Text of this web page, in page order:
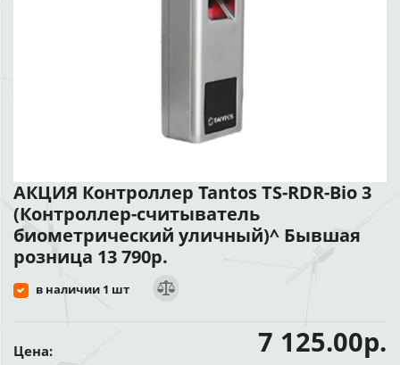
АКЦИЯ Контроллер Tantos TS-RDR-Bio 3
(Контроллер-считыватель
биометрический уличный)^ Бывшая
розница 13 790р.
в наличии 1 шт
Цена: 7 125.00р.